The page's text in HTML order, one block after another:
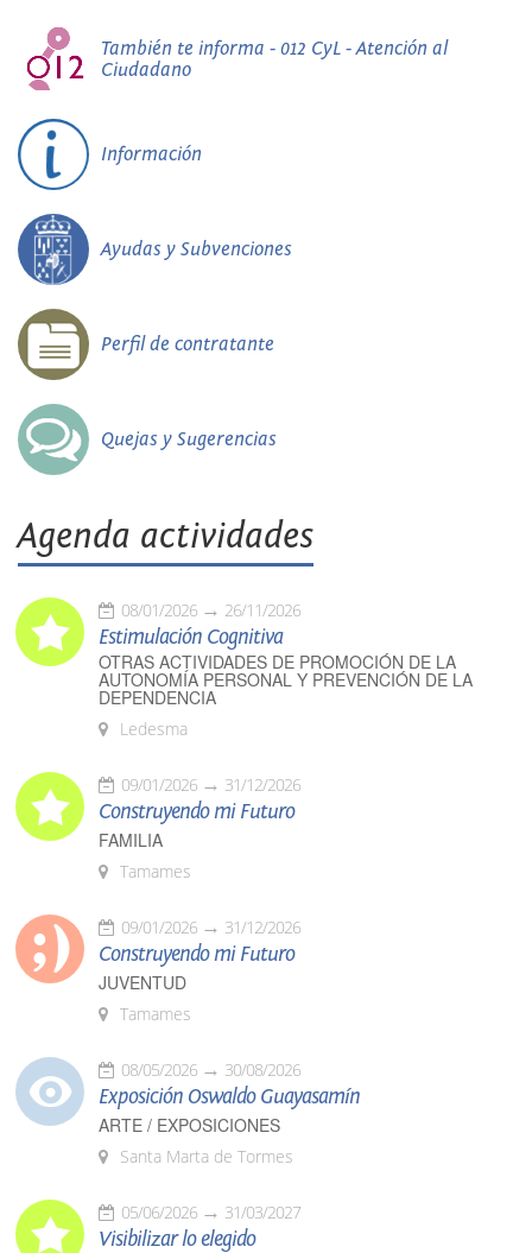
También te informa - 012 CyL - Atención al
Ciudadano
Información
Ayudas y Subvenciones
Perfil de contratante
Quejas y Sugerencias
Agenda actividades
08/01/2026 26/11/2026
Estimulación Cognitiva
OTRAS ACTIVIDADES DE PROMOCIÓN DE LA
AUTONOMÍA PERSONAL Y PREVENCIÓN DE LA
DEPENDENCIA
Ledesma
09/01/2026 31/12/2026
Construyendo mi Futuro
FAMILIA
Tamames
09/01/2026 31/12/2026
Construyendo mi Futuro
JUVENTUD
Tamames
08/05/2026 30/08/2026
Exposición Oswaldo Guayasamín
ARTE / EXPOSICIONES
Santa Marta de Tormes
05/06/2026 31/03/2027
Visibilizar lo elegido